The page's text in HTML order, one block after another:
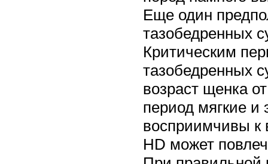
Еще один
тазобедренных
Критическим
тазобедренных
возраст щенка
период мягкие и
восприимчивы к
HD может